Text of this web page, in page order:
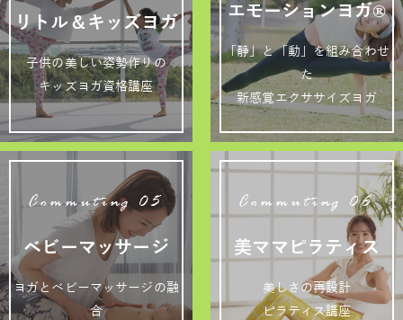
リトル＆キッズヨガ
子供の美しい姿勢作りの
キッズヨガ資格講座
エモーションヨガ®
「静」と「動」を組み合わせ
た
新感覚エクササイズヨガ
Commuting 05
ベビーマッサージ
ヨガとベビーマッサージの融
合
Commuting 06
美ママピラティス
美しさの再設計
ピラティス講座